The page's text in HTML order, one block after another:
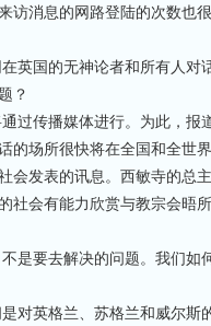
访消息的网路登陆的次数也很
英国的无神论者和所有人对
？
过传播媒体进行。为此，报
的场所很快将在全国和全世
会发表的讯息。西敏寺的总
社会有能力欣赏与教宗会晤所
是要去解决的问题。我们如
对英格兰、苏格兰和威尔斯